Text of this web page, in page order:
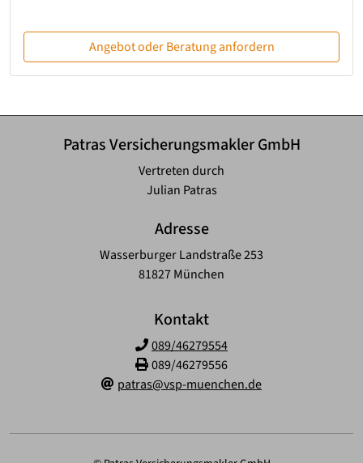
Angebot oder Beratung anfordern
Patras Versicherungsmakler GmbH
Vertreten durch
Julian Patras
Adresse
Wasserburger Landstraße 253
81827 München
Kontakt
089/46279554
089/46279556
patras@vsp-muenchen.de